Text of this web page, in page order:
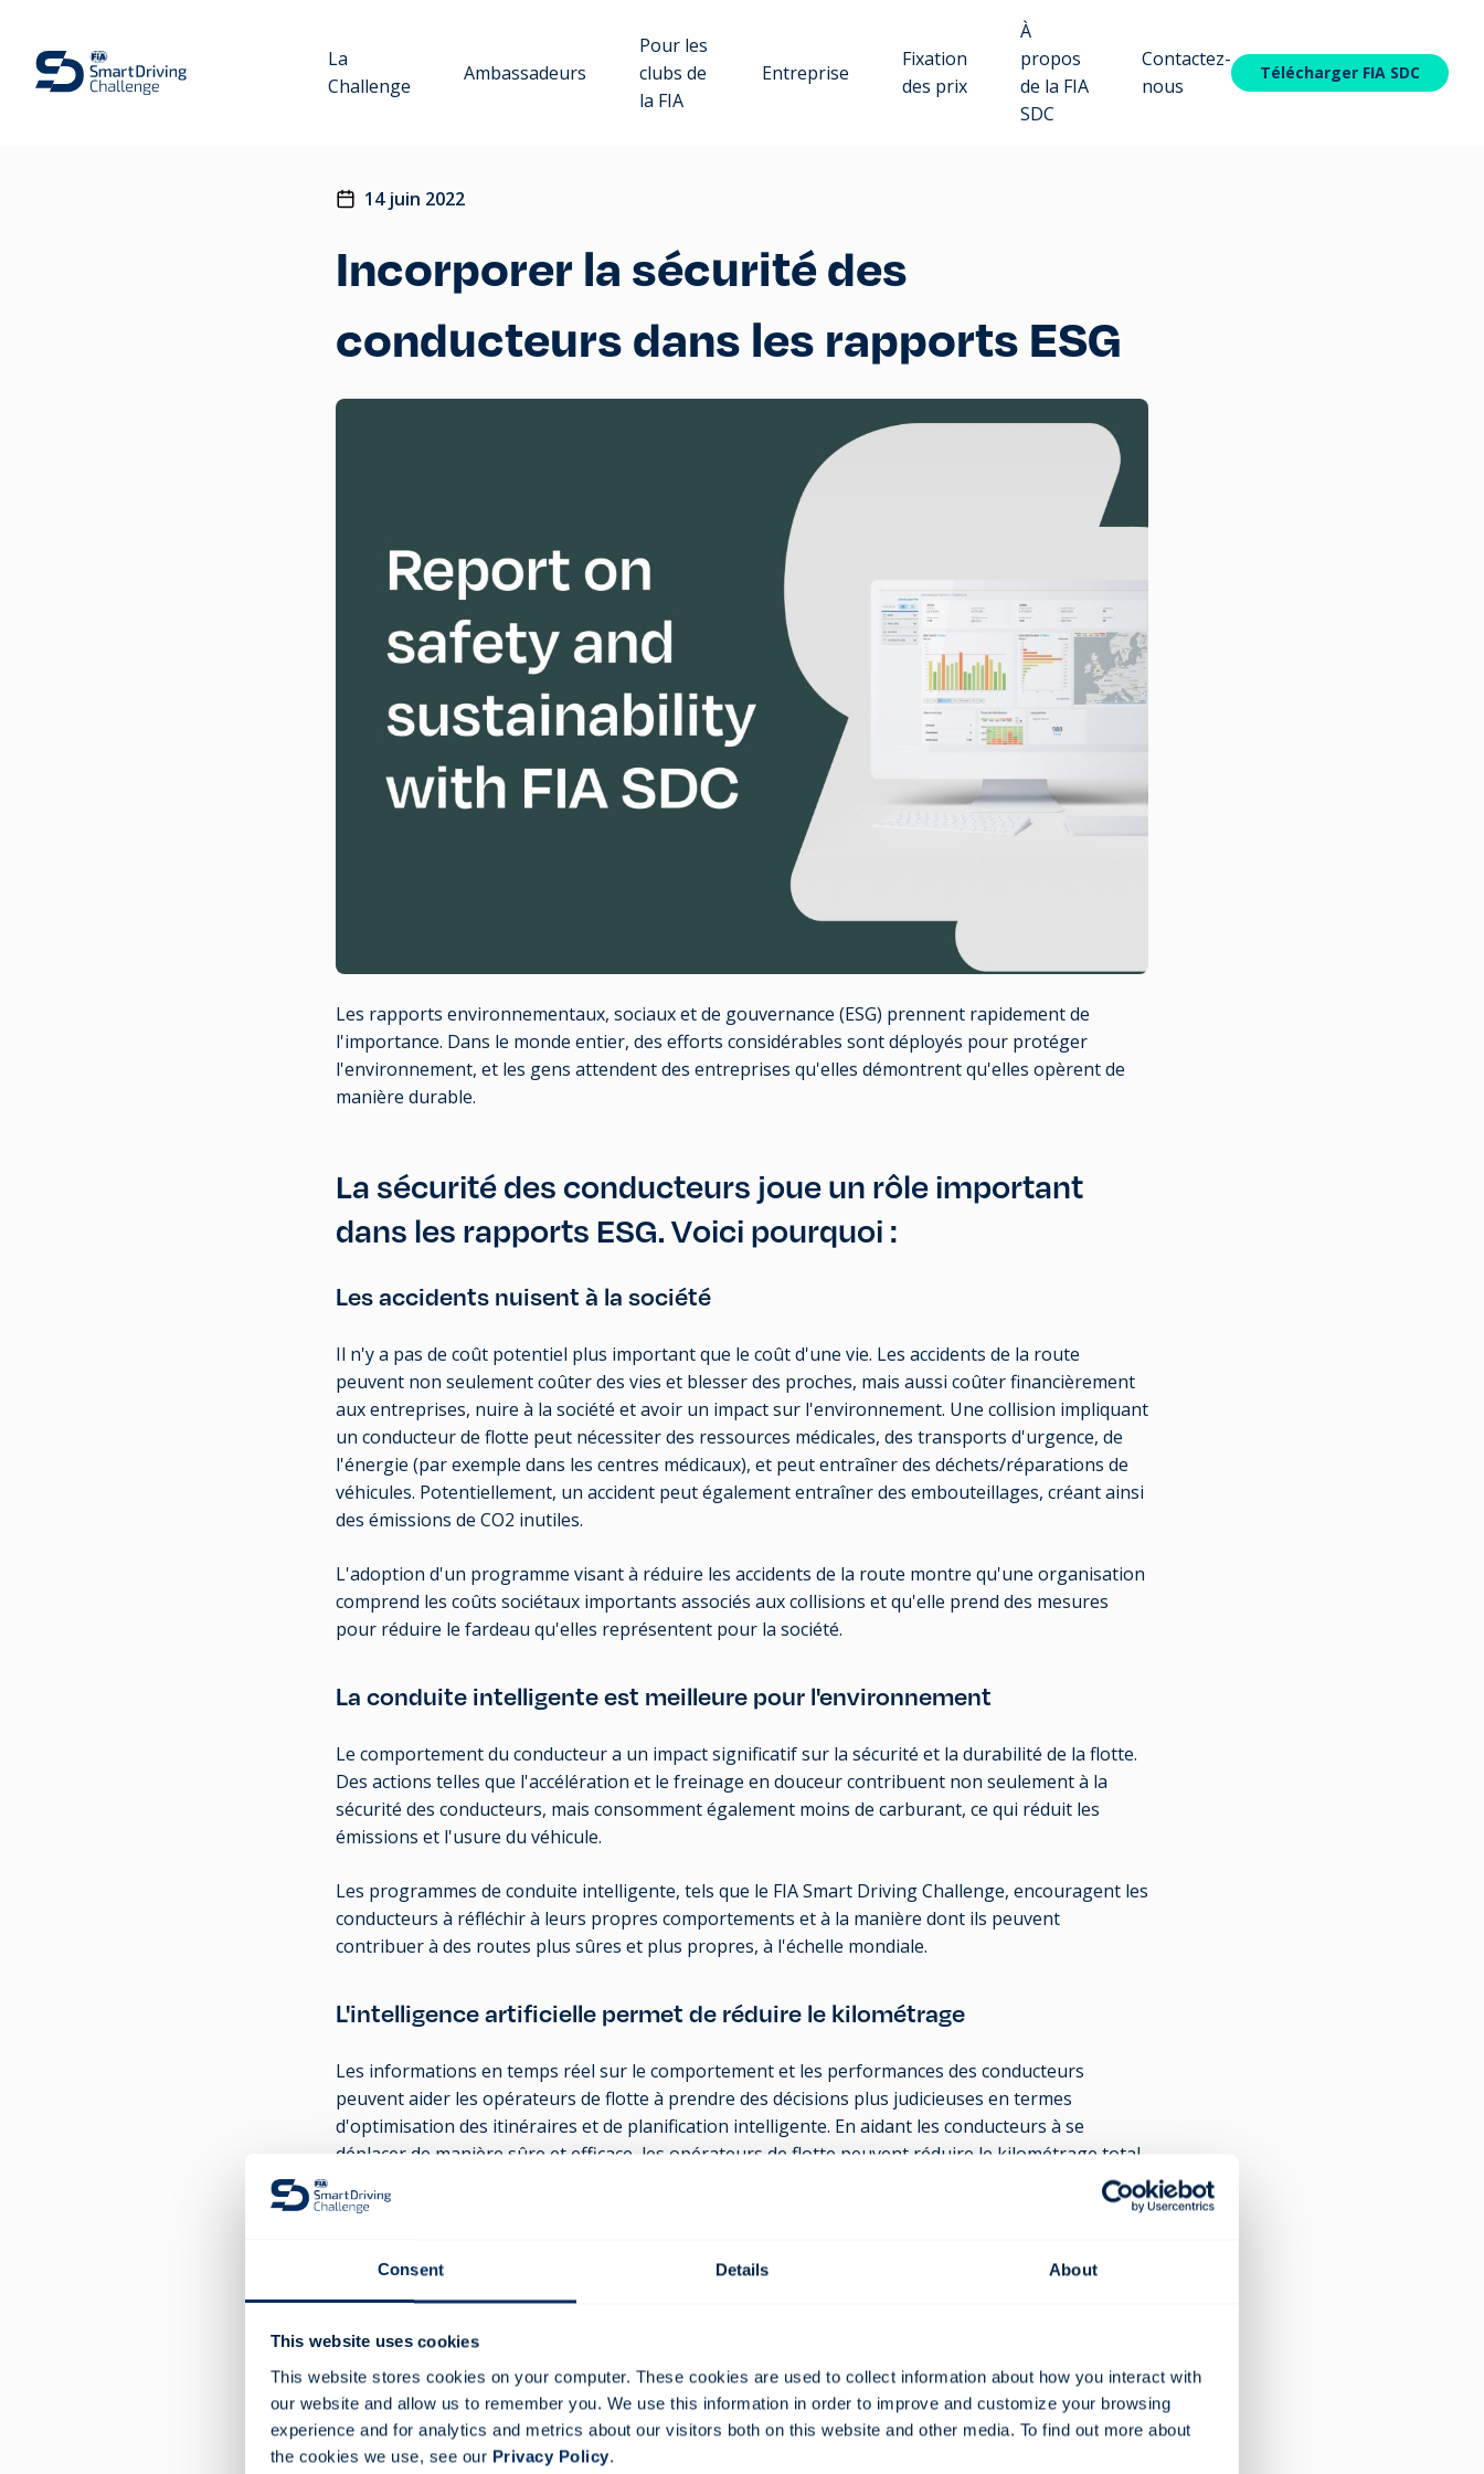
Consent Details About
This website uses cookies
This website stores cookies on your computer. These cookies are used to collect information about how you interact with
our website and allow us to remember you. We use this information in order to improve and customize your browsing
experience and for analytics and metrics about our visitors both on this website and other media. To find out more about
the cookies we use, see our Privacy Policy.
La
Challenge
Ambassadeurs
Pour les
clubs de
la FIA
Entreprise
Fixation
des prix
À
propos
de la FIA
SDC
Contactez-
nous
Télécharger FIA SDC
14 juin 2022
Incorporer la sécurité des
conducteurs dans les rapports ESG
Les rapports environnementaux, sociaux et de gouvernance (ESG) prennent rapidement de
l'importance. Dans le monde entier, des efforts considérables sont déployés pour protéger
l'environnement, et les gens attendent des entreprises qu'elles démontrent qu'elles opèrent de
manière durable.
La sécurité des conducteurs joue un rôle important
dans les rapports ESG. Voici pourquoi :
Les accidents nuisent à la société
Il n'y a pas de coût potentiel plus important que le coût d'une vie. Les accidents de la route
peuvent non seulement coûter des vies et blesser des proches, mais aussi coûter financièrement
aux entreprises, nuire à la société et avoir un impact sur l'environnement. Une collision impliquant
un conducteur de flotte peut nécessiter des ressources médicales, des transports d'urgence, de
l'énergie (par exemple dans les centres médicaux), et peut entraîner des déchets/réparations de
véhicules. Potentiellement, un accident peut également entraîner des embouteillages, créant ainsi
des émissions de CO2 inutiles.
L'adoption d'un programme visant à réduire les accidents de la route montre qu'une organisation
comprend les coûts sociétaux importants associés aux collisions et qu'elle prend des mesures
pour réduire le fardeau qu'elles représentent pour la société.
La conduite intelligente est meilleure pour l'environnement
Le comportement du conducteur a un impact significatif sur la sécurité et la durabilité de la flotte.
Des actions telles que l'accélération et le freinage en douceur contribuent non seulement à la
sécurité des conducteurs, mais consomment également moins de carburant, ce qui réduit les
émissions et l'usure du véhicule.
Les programmes de conduite intelligente, tels que le FIA Smart Driving Challenge, encouragent les
conducteurs à réfléchir à leurs propres comportements et à la manière dont ils peuvent
contribuer à des routes plus sûres et plus propres, à l'échelle mondiale.
L'intelligence artificielle permet de réduire le kilométrage
Les informations en temps réel sur le comportement et les performances des conducteurs
peuvent aider les opérateurs de flotte à prendre des décisions plus judicieuses en termes
d'optimisation des itinéraires et de planification intelligente. En aidant les conducteurs à se
déplacer de manière sûre et efficace, les opérateurs de flotte peuvent réduire le kilométrage total
de la flotte et le temps d'inactivité, et peuvent également contribuer à optimiser le kilométrage
d'une flotte de véhicules électriques.
Un programme basé sur des informations en temps réel peut placer une organisation à l'avant-
Gérer la sécurité, c'est faire preuve de responsabilité
La conduite sûre est une conduite écologique, et la gestion de la sécurité montre qu'une